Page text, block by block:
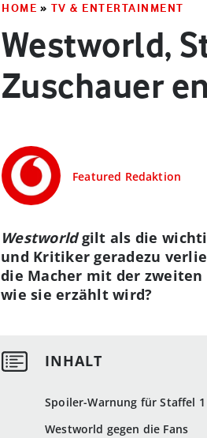
HOME » TV & ENTERTAINMENT
Westworld,
Zuschauer
Featured Redaktion
Spoiler-Warnung für Staffel 1
Westworld gegen die Fans
Westworldgilt als die
und Kritiker geradezu
die Macher mit der zweiten
wie sie erzählt wird?